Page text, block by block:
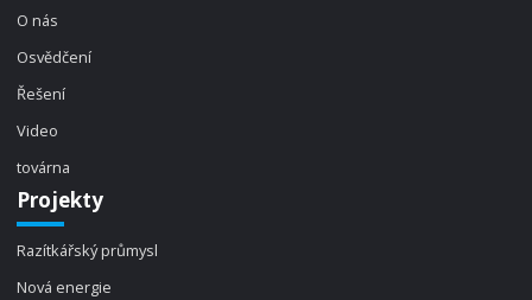
O nás
Osvědčení
Řešení
Video
továrna
Projekty
Razítkářský průmysl
Nová energie